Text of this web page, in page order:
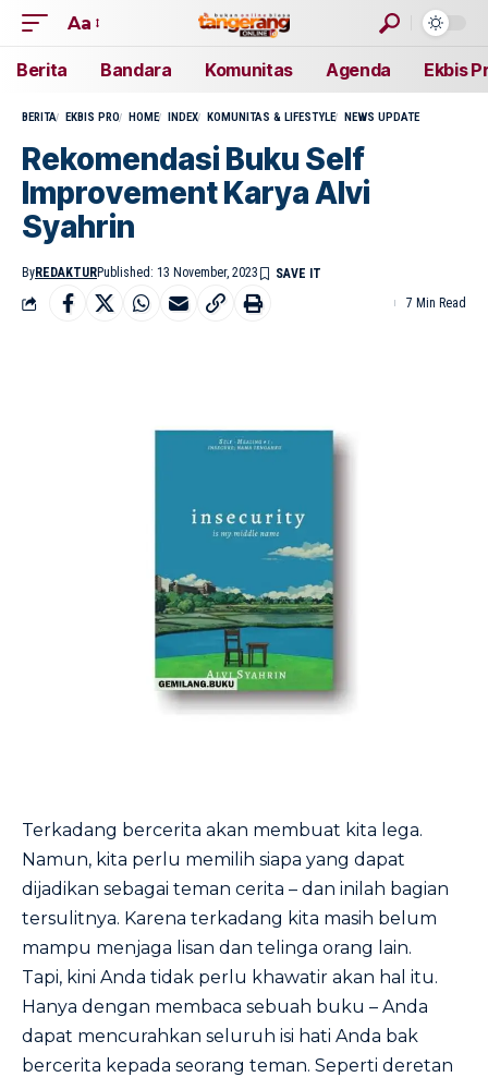
Aa
Berita Bandara Komunitas Agenda Ekbis
BERITA EKBIS PRO HOME INDEX KOMUNITAS & LIFESTYLE NEWS UPDATE
Rekomendasi Buku Self
Improvement Karya Alvi
Syahrin
ByREDAKTURPublished: 13 November, 2023
7 Min Read
Terkadang bercerita akan membuat kita lega.
Namun, kita perlu memilih siapa yang dapat
dijadikan sebagai teman cerita – dan inilah bagian
tersulitnya. Karena terkadang kita masih belum
mampu menjaga lisan dan telinga orang lain.
Tapi, kini Anda tidak perlu khawatir akan hal itu.
Hanya dengan membaca sebuah buku – Anda
dapat mencurahkan seluruh isi hati Anda bak
bercerita kepada seorang teman. Seperti deretan